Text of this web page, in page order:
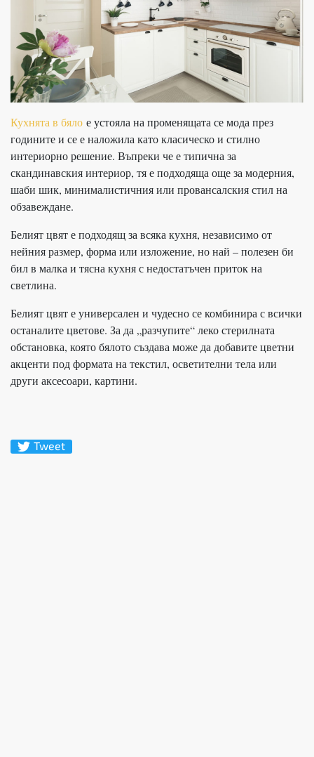
Кухнята в бяло е устояла на променящата се мода през
годините и се е наложила като класическо и стилно
интериорно решение. Въпреки че е типична за
скандинавския интериор, тя е подходяща още за модерния,
шаби шик, минималистичния или провансалския стил на
обзавеждане.
Белият цвят е подходящ за всяка кухня, независимо от
нейния размер, форма или изложение, но най – полезен би
бил в малка и тясна кухня с недостатъчен приток на
светлина.
Белият цвят е универсален и чудесно се комбинира с всички
останалите цветове. За да „разчупите“ леко стерилната
обстановка, която бялото създава може да добавите цветни
акценти под формата на текстил, осветителни тела или
други аксесоари, картини.
Tweet